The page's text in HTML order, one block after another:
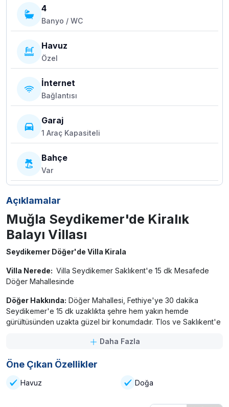
4
Banyo / WC
Havuz
Özel
İnternet
Bağlantısı
Garaj
1 Araç Kapasiteli
Bahçe
Var
Açıklamalar
Muğla Seydikemer'de Kiralık
Balayı Villası
Seydikemer Döğer'de Villa Kirala
Villa Nerede: Villa Seydikemer Saklıkent'e 15 dk Mesafede
Döğer Mahallesinde
Döğer Hakkında: Döğer Mahallesi, Fethiye'ye 30 dakika
Seydikemer'e 15 dk uzaklıkta şehre hem yakın hemde
gürültüsünden uzakta güzel bir konumdadır. Tlos ve Saklıkent'e
buluştuğu bu özel villada tatilin tadını çıkarın! Ailenizle ya da
istiyorsanız, bu villa tam size göre! Tertemiz havası, sakin ortamı
🌞 Doğanın içinde, huzurlu bir konumda yer alan bu modern ve
Daha Fazla
Öne Çıkan Özellikler
Havuz Doğa